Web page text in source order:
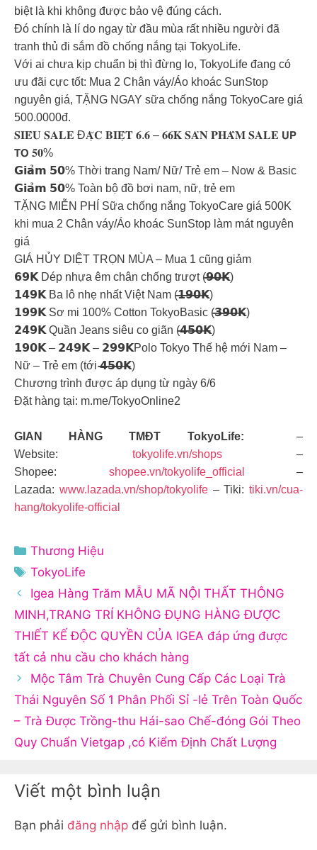
biệt là khi không được bảo vệ đúng cách.
Đó chính là lí do ngay từ đầu mùa rất nhiều người đã
tranh thủ đi sắm đồ chống nắng tại TokyoLife.
Với ai chưa kịp chuẩn bị thì đừng lo, TokyoLife đang có
ưu đãi cực tốt: Mua 2 Chân váy/Áo khoác SunStop
nguyên giá, TẶNG NGAY sữa chống nắng TokyoCare giá
500.0000đ.
𝐒𝐈𝐄̂𝐔 𝐒𝐀𝐋𝐄 Đ𝐀̣̆𝐂 𝐁𝐈𝐄̣̂𝐓 𝟔.𝟔 – 𝟔𝟔𝐊 𝐒𝐀̉𝐍 𝐏𝐇𝐀̂̉𝐌 𝐒𝐀𝐋𝐄 𝗨𝗣
𝗧𝗢 𝟓𝟎%
𝗚𝗶𝗮̉𝗺 𝟱𝟬% Thời trang Nam/ Nữ/ Trẻ em – Now & Basic
𝗚𝗶𝗮̉𝗺 𝟱𝟬% Toàn bộ đồ bơi nam, nữ, trẻ em
TẶNG MIỄN PHÍ Sữa chống nắng TokyoCare giá 500K
khi mua 2 Chân váy/Áo khoác SunStop làm mát nguyên
giá
GIÁ HỦY DIỆT TRỌN MÙA – Mua 1 cũng giảm
𝟲𝟵𝗞 Dép nhựa êm chân chống trượt (𝟵̶̶𝟬̶̶𝗞̶)
𝟭𝟰𝟵𝗞 Ba lô nhẹ nhất Việt Nam (𝟭̶̶𝟵̶̶𝟬̶̶𝗞̶)
𝟭𝟵𝟵𝗞 Sơ mi 100% Cotton TokyoBasic (𝟯̶̶𝟵̶̶𝟬̶̶𝗞̶)
𝟮𝟰𝟵𝗞 Quần Jeans siêu co giãn (𝟰̶̶𝟱̶̶𝟬̶̶𝗞̶)
𝟭𝟵𝟬𝗞 – 𝟮𝟰𝟵𝗞 – 𝟮𝟵𝟵𝗞Polo Tokyo Thế hệ mới Nam –
Nữ – Trẻ em (tới 𝟰̶̶𝟱̶̶𝟬̶̶𝗞̶)
Chương trình được áp dụng từ ngày 6/6
Đặt hàng tại: m.me/TokyoOnline2
GIAN HÀNG TMĐT TokyoLife:
–
Website: tokyolife.vn/shops –
Shopee: shopee.vn/tokyolife_official
–
Lazada: www.lazada.vn/shop/tokyolife– Tiki: tiki.vn/cua-
hang/tokyolife-official
Danh
mục
Thương Hiệu
Thẻ
TokyoLife
Igea Hàng Trăm MẪU MÃ NỘI THẤT THÔNG
MINH,TRANG TRÍ KHÔNG ĐỤNG HÀNG ĐƯỢC
THIẾT KẾ ĐỘC QUYỀN CỦA IGEA đáp ứng được
tất cả nhu cầu cho khách hàng
Mộc Tâm Trà Chuyên Cung Cấp Các Loại Trà
Thái Nguyên Số 1 Phân Phối Sỉ -lẻ Trên Toàn Quốc
– Trà Được Trồng-thu Hái-sao Chế-đóng Gói Theo
Quy Chuẩn Vietgap ,có Kiểm Định Chất Lượng
Viết một bình luận
Bạn phải đăng nhập để gửi bình luận.